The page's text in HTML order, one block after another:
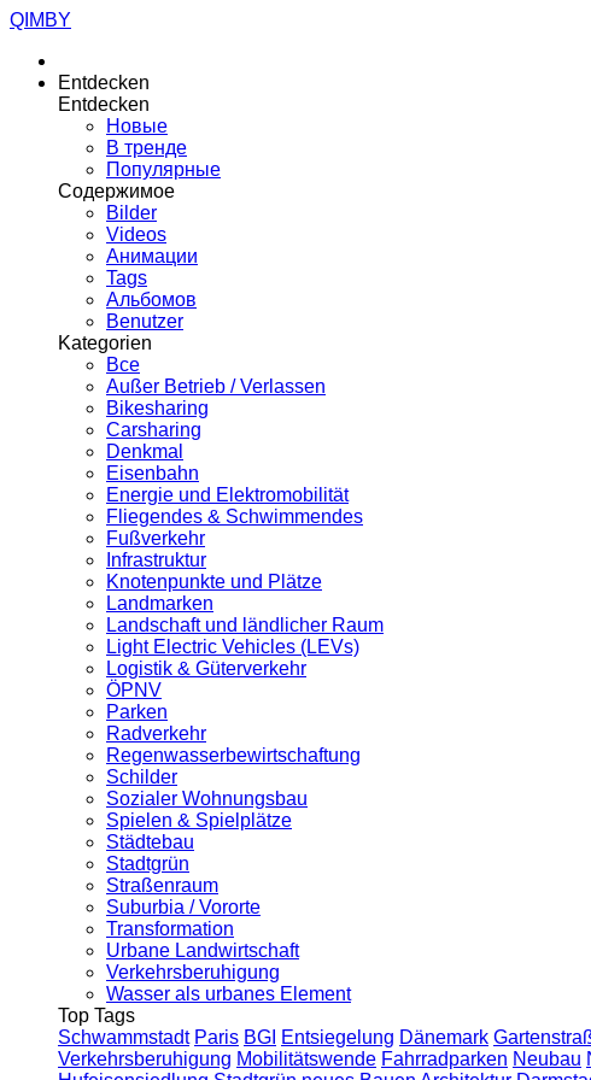
QIMBY
Entdecken
Entdecken
Новые
В тренде
Популярные
Содержимое
Bilder
Videos
Анимации
Tags
Альбомов
Benutzer
Kategorien
Все
Außer Betrieb / Verlassen
Bikesharing
Carsharing
Denkmal
Eisenbahn
Energie und Elektromobilität
Fliegendes & Schwimmendes
Fußverkehr
Infrastruktur
Knotenpunkte und Plätze
Landmarken
Landschaft und ländlicher Raum
Light Electric Vehicles (LEVs)
Logistik & Güterverkehr
ÖPNV
Parken
Radverkehr
Regenwasserbewirtschaftung
Schilder
Sozialer Wohnungsbau
Spielen & Spielplätze
Städtebau
Stadtgrün
Straßenraum
Suburbia / Vororte
Transformation
Urbane Landwirtschaft
Verkehrsberuhigung
Wasser als urbanes Element
Top Tags
Schwammstadt Paris BGI Entsiegelung Dänemark
Verkehrsberuhigung Mobilitätswende Fahrradparken Neubau